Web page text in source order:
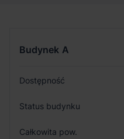
Budynek A
Dostępność
Status budynku
Całkowita pow.